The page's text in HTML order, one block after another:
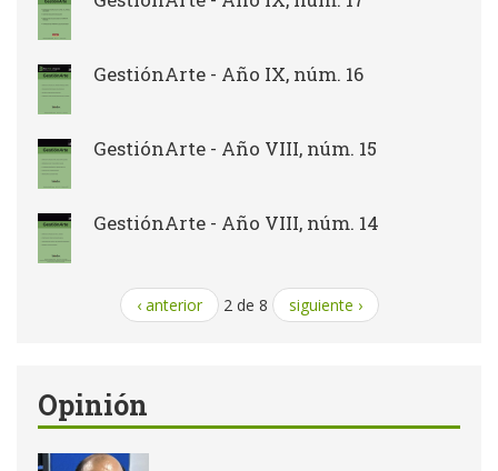
GestiónArte - Año IX, núm. 16
GestiónArte - Año VIII, núm. 15
GestiónArte - Año VIII, núm. 14
‹ anterior 2 de 8 siguiente ›
Opinión